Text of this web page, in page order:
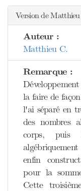
Version de
Auteur :
Matthieu C.
Remarque :
la faire de
l'ai séparé en
des nombres
corps, puis
enfin
pour la
Cette